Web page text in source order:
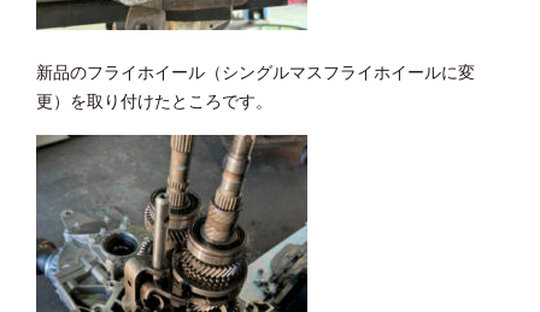
新品のフライホイール（シングルマスフライホイールに変
更）を取り付けたところです。